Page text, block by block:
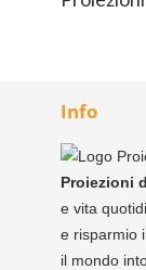
Info
Proiezioni
e vita
e risparmio
il mondo